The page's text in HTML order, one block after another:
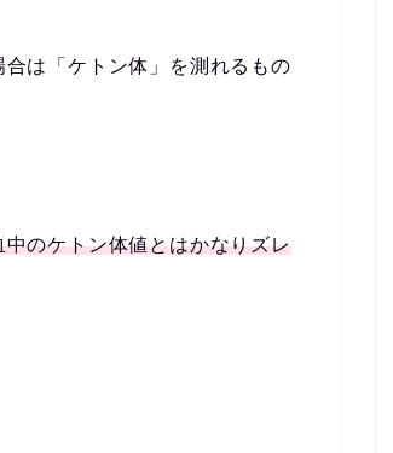
は「ケトン体」を測れるもの
中のケトン体値とはかなりズレ